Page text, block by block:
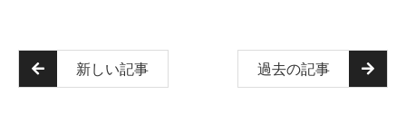
新しい記事 過去の記事